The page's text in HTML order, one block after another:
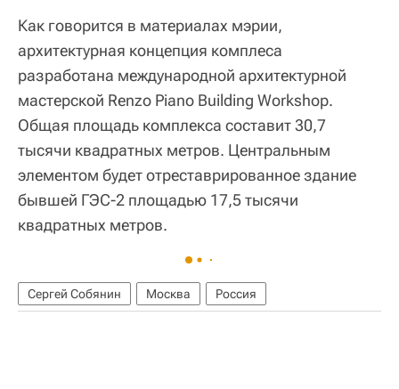
Как говорится в материалах мэрии,
архитектурная концепция комплеса
разработана международной архитектурной
мастерской Renzo Piano Building Workshop.
Общая площадь комплекса составит 30,7
тысячи квадратных метров. Центральным
элементом будет отреставрированное здание
бывшей ГЭС-2 площадью 17,5 тысячи
квадратных метров.
Сергей Собянин Москва Россия